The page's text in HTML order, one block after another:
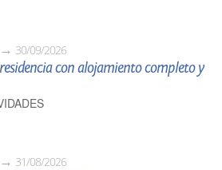
30/09/2026
residencia con alojamiento completo y
31/08/2026